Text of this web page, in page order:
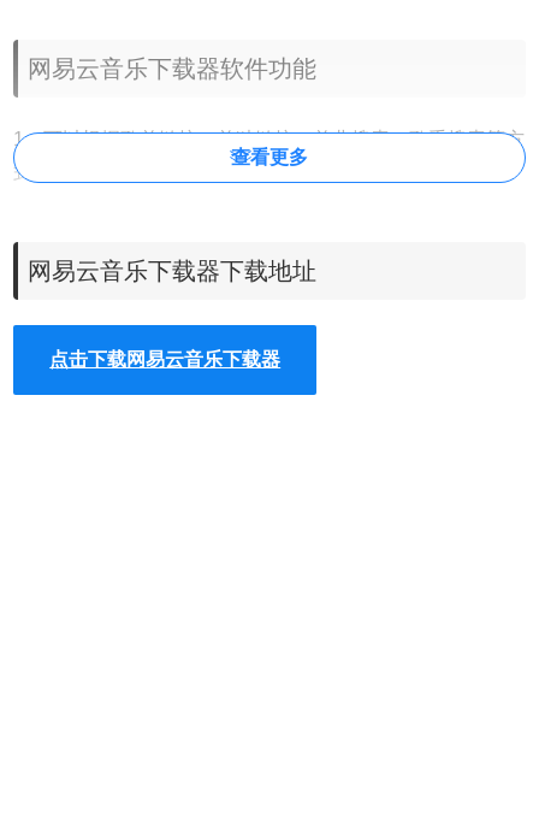
网易云音乐下载器软件功能
1、可以根据歌单链接、单独链接、单曲搜索、歌手搜索等方
式进行搜索。
3、支持单曲，歌单等批量歌曲缓存下载。
4、更多功能、更多内容欢迎前来自行挖掘体验。
网易云音乐下载器软件使用方法
查看更多
网易云音乐下载器下载地址
点击下载网易云音乐下载器